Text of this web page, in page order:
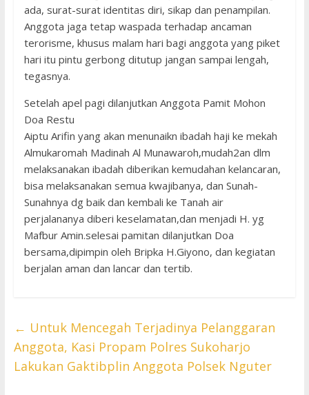
ada, surat-surat identitas diri, sikap dan penampilan.
Anggota jaga tetap waspada terhadap ancaman
terorisme, khusus malam hari bagi anggota yang piket
hari itu pintu gerbong ditutup jangan sampai lengah,
tegasnya.
Setelah apel pagi dilanjutkan Anggota Pamit Mohon
Doa Restu
Aiptu Arifin yang akan menunaikn ibadah haji ke mekah
Almukaromah Madinah Al Munawaroh,mudah2an dlm
melaksanakan ibadah diberikan kemudahan kelancaran,
bisa melaksanakan semua kwajibanya, dan Sunah-
Sunahnya dg baik dan kembali ke Tanah air
perjalananya diberi keselamatan,dan menjadi H. yg
Mafbur Amin.selesai pamitan dilanjutkan Doa
bersama,dipimpin oleh Bripka H.Giyono, dan kegiatan
berjalan aman dan lancar dan tertib.
← Untuk Mencegah Terjadinya Pelanggaran
Anggota, Kasi Propam Polres Sukoharjo
Lakukan Gaktibplin Anggota Polsek Nguter